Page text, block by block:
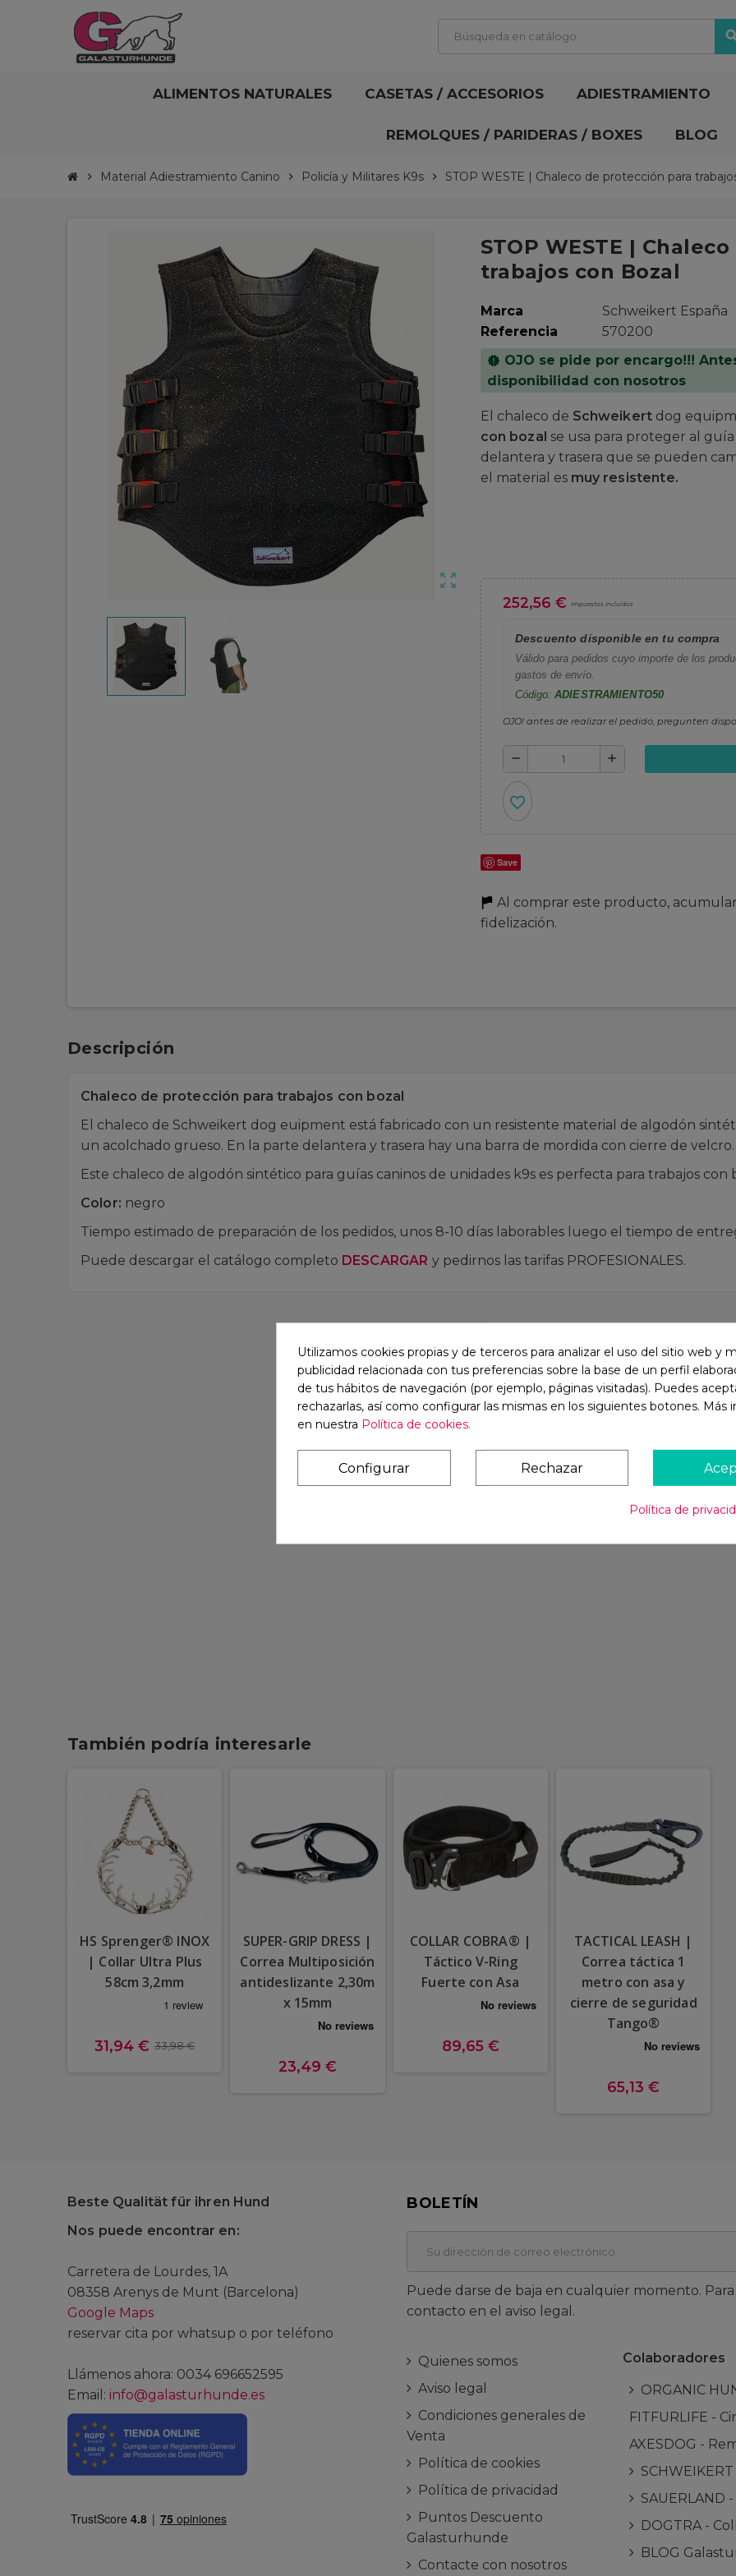
ALIMENTOS NATURALES CASETAS / ACCESORIOS ADIESTRAMIENTO
REMOLQUES / PARIDERAS / BOXES BLOG
chevron_right Material Adiestramiento Canino chevron_right Policía y Militares K9s chevron_right STOP WESTE | Chaleco de protección para
zoom_out_map
STOP WESTE |
trabajos con Bozal
Marca
Schweikert España
Referencia
570200
new_releases OJO se pide por encargo!!!
disponibilidad con nosotros
El chaleco de Schweikert dog
con bozal se usa para proteger al
delantera y trasera que se pueden
el material es muy resistente.
252,56 € Impuestos incluidos
Descuento disponible en tu compra
Válido para pedidos cuyo importe de los
gastos de envío.
Código: ADIESTRAMIENTO50
OJO! antes de realizar el pedido, pregunten
remove add
favorite_border
Save
Al comprar este producto,
fidelización.
Descripción
Chaleco de protección para trabajos con bozal
El chaleco de Schweikert dog euipment está fabricado con un resistente material de algodón
un acolchado grueso. En la parte delantera y trasera hay una barra de mordida con cierre de velcro.
Este chaleco de algodón sintético para guías caninos de unidades k9s es perfecta para trabajos con
Color: negro
Tiempo estimado de preparación de los pedidos, unos 8-10 días laborables luego el tiempo de
Puede descargar el catálogo completo DESCARGAR y pedirnos las tarifas PROFESIONALES.
También podría interesarle
HS Sprenger® INOX
| Collar Ultra Plus
58cm 3,2mm
31,94 € 33,98 €
SUPER-GRIP DRESS |
Correa Multiposición
antideslizante 2,30m
x 15mm
23,49 €
COLLAR COBRA® |
Táctico V-Ring
Fuerte con Asa
89,65 €
TACTICAL LEASH |
Correa táctica 1
metro con asa y
cierre de seguridad
Tango®
65,13 €
Beste Qualität für ihren Hund
Nos puede encontrar en:
Carretera de Lourdes, 1A
08358 Arenys de Munt (Barcelona)
Google Maps
reservar cita por whatsup o por teléfono
Llámenos ahora: 0034 696652595
Email: info@galasturhunde.es
BOLETÍN
Puede darse de baja en cualquier momento.
contacto en el aviso legal.
Quienes somos
Aviso legal
Condiciones generales de
Venta
Política de cookies
Política de privacidad
Puntos Descuento
Galasturhunde
Contacte con nosotros
Colaboradores
ORGANIC
FITFURLIFE -
AXESDOG -
SAUERLAND
DOGTRA -
BLOG
Utilizamos cookies propias y de terceros para analizar el uso del sitio web y
publicidad relacionada con tus preferencias sobre la base de un perfil
de tus hábitos de navegación (por ejemplo, páginas visitadas). Puedes
rechazarlas, así como configurar las mismas en los siguientes botones. Más
en nuestra Política de cookies.
Configurar Rechazar
Política de